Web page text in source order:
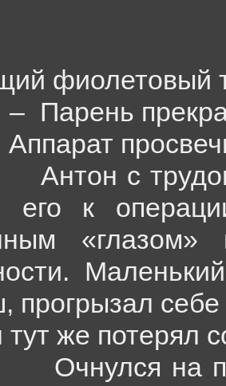
фиолетовый
– Парень
Аппарат
Антон с
его к
себе
тут же потерял
Очнулся на